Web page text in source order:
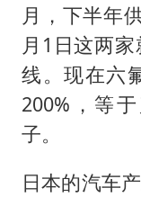
月，下半年
月1日这两
线。现在六
200%，等
子。
日本的汽车